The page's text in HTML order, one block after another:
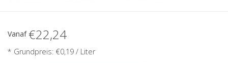
Vanaf€22,24
* Grundpreis: €0,19 / Liter